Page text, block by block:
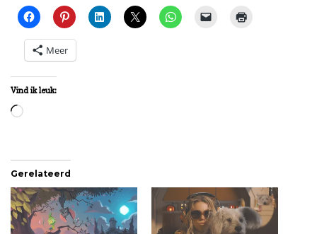
Meer
Vind ik leuk:
Aan
Gerelateerd